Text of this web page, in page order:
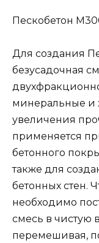
Пескобетон
Для создания
безусадочная
минеральные и
увеличения
применяется
бетонного
также для
бетонных стен.
необходимо
смесь в чистую
перемешивая,